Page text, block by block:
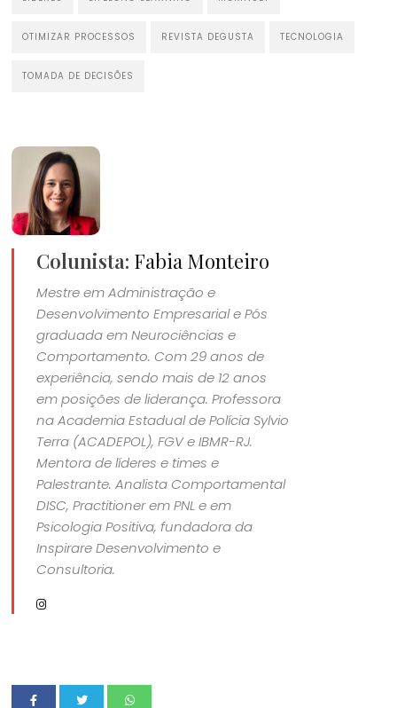
OTIMIZAR PROCESSOS REVISTA DEGUSTA TECNOLOGIA
TOMADA DE DECISÕES
Colunista: Fabia Monteiro
Mestre em Administração e
Desenvolvimento Empresarial e Pós
graduada em Neurociências e
Comportamento. Com 29 anos de
experiência, sendo mais de 12 anos
em posições de liderança. Professora
na Academia Estadual de Polícia Sylvio
Terra (ACADEPOL), FGV e IBMR-RJ.
Mentora de líderes e times e
Palestrante. Analista Comportamental
DISC, Practitioner em PNL e em
Psicologia Positiva, fundadora da
Inspirare Desenvolvimento e
Consultoria.